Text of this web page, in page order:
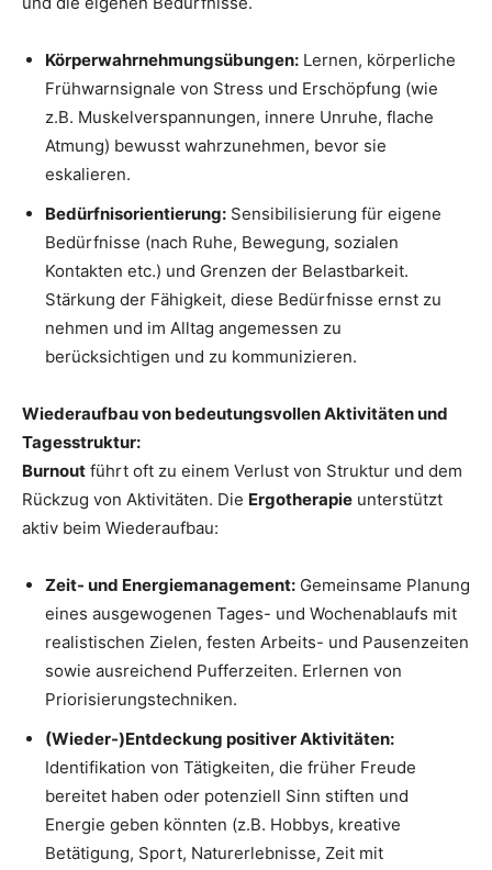
Körperwahrnehmungsübungen: Lernen, körperliche
Frühwarnsignale von Stress und Erschöpfung (wie
z.B. Muskelverspannungen, innere Unruhe, flache
Atmung) bewusst wahrzunehmen, bevor sie
eskalieren.
Bedürfnisorientierung: Sensibilisierung für eigene
Bedürfnisse (nach Ruhe, Bewegung, sozialen
Kontakten etc.) und Grenzen der Belastbarkeit.
Stärkung der Fähigkeit, diese Bedürfnisse ernst zu
nehmen und im Alltag angemessen zu
berücksichtigen und zu kommunizieren.
Wiederaufbau von bedeutungsvollen Aktivitäten und
Tagesstruktur:
Burnout führt oft zu einem Verlust von Struktur und dem
Rückzug von Aktivitäten. Die Ergotherapie unterstützt
aktiv beim Wiederaufbau:
Zeit- und Energiemanagement: Gemeinsame Planung
eines ausgewogenen Tages- und Wochenablaufs mit
realistischen Zielen, festen Arbeits- und Pausenzeiten
sowie ausreichend Pufferzeiten. Erlernen von
Priorisierungstechniken.
(Wieder-)Entdeckung positiver Aktivitäten:
Identifikation von Tätigkeiten, die früher Freude
bereitet haben oder potenziell Sinn stiften und
Energie geben könnten (z.B. Hobbys, kreative
Betätigung, Sport, Naturerlebnisse, Zeit mit